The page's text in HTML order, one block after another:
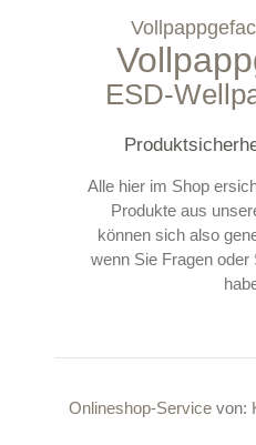
ESD-
Alle hier im Shop
Produkte aus
können sich also
wenn Sie Fragen
Onlineshop-Servicevon: